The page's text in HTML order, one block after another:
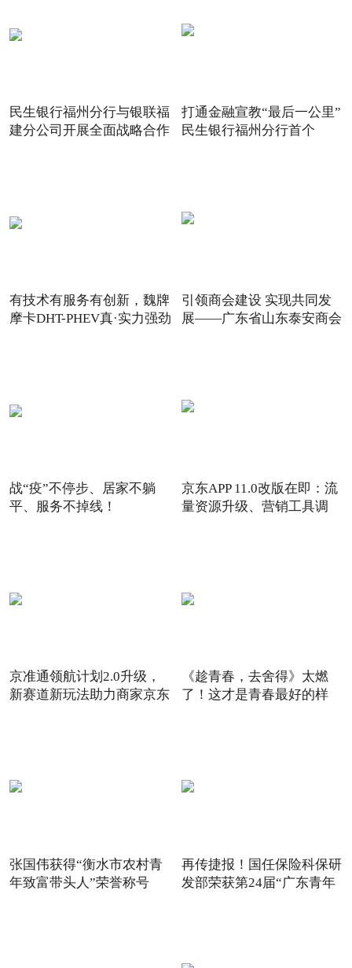
民生银行福州分行与银联福
建分公司开展全面战略合作
打通金融宣教“最后一公里”
民生银行福州分行首个
有技术有服务有创新，魏牌
摩卡DHT-PHEV真·实力强劲
引领商会建设 实现共同发
展——广东省山东泰安商会
战“疫”不停步、居家不躺
平、服务不掉线！
京东APP 11.0改版在即：流
量资源升级、营销工具调
京准通领航计划2.0升级，
新赛道新玩法助力商家京东
《趁青春，去舍得》太燃
了！这才是青春最好的样
张国伟获得“衡水市农村青
年致富带头人”荣誉称号
再传捷报！国任保险科保研
发部荣获第24届“广东青年